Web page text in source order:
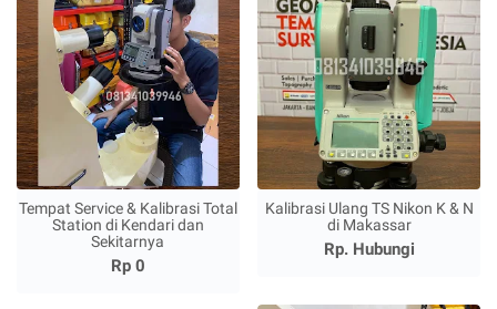
Tempat Service & Kalibrasi Total
Station di Kendari dan
Sekitarnya
Rp 0
Kalibrasi Ulang TS Nikon K & N
di Makassar
Rp. Hubungi